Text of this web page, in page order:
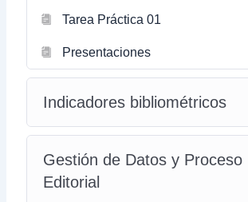
Tarea Práctica 01
Presentaciones
Indicadores bibliométricos
Gestión de Datos y Proceso
Editorial